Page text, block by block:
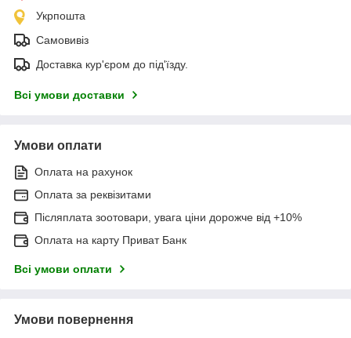
Укрпошта
Самовивіз
Доставка кур'єром до під'їзду.
Всі умови доставки
Умови оплати
Оплата на рахунок
Оплата за реквізитами
Післяплата зоотовари, увага ціни дорожче від +10%
Оплата на карту Приват Банк
Всі умови оплати
Умови повернення